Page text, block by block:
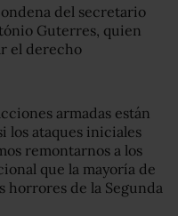
del secretario
Guterres, quien
el derecho
armadas están
los ataques iniciales
remontarnos a los
que la mayoría de
horrores de la Segunda